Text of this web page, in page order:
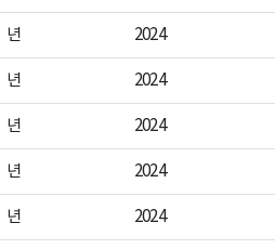
년 2024
년 2024
년 2024
년 2024
년 2024